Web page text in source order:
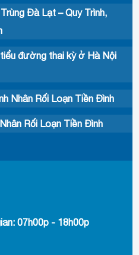
Đà Lạt – Quy Trình,
đường thai kỳ ở Hà Nội
Nhân Rối Loạn Tiền Đình
Rối Loạn Tiền Đình
07h00p - 18h00p